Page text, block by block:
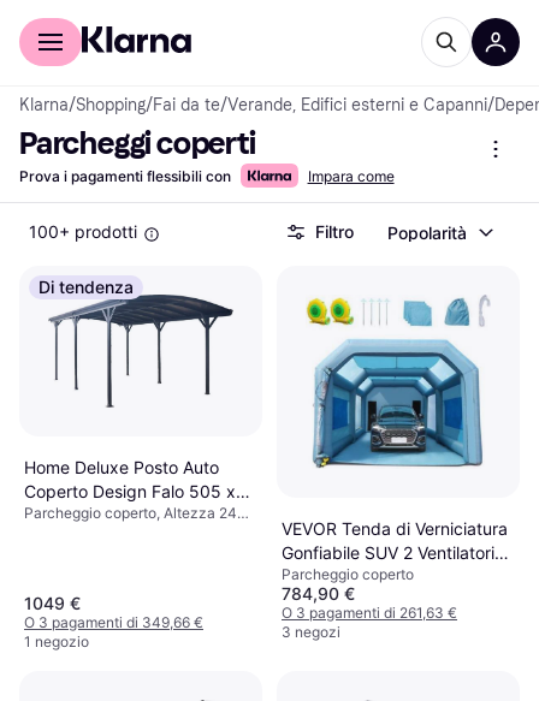
Per il tuo shopping
Klarna/Shopping/Fai da te/Verande, Edifici esterni e Capanni/
Parcheggi coperti
Prova i pagamenti flessibili con Impara come
100+ prodotti Filtro Popolarità
Di tendenza
Home Deluxe Posto Auto
Coperto Design Falo 505 x
300 cm Antracite (Superficie
Parcheggio coperto, Altezza 2400
1049 €
O 3 pagamenti di 349,66 €
1 negozio
VEVOR Tenda di Verniciatura
Gonfiabile SUV 2 Ventilatori
960W 750W (Superficie
edificio )
Parcheggio coperto
784,90 €
O 3 pagamenti di 261,63 €
3 negozi